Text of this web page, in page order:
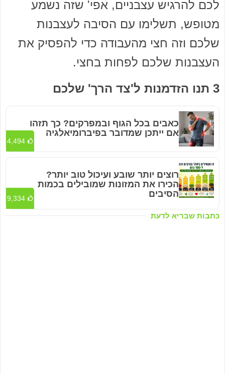
לכם להרגיש עצבניים, אפי' שזה נשמע
מטופש, תשלימו עם הסיבה לעצבנות
שלכם וזה חצי מהעבודה כדי להפסיק את
העצבנות שלכם לפחות בחצי.
3 תנו הזדמנות ל'צד הרך' שלכם
כתבות שבריא לדעת
כאבים בכל הגוף ובמפרקים? כך תזהו
אם ייתכן שמדובר בפיברומיאלגיה
4,494
רוצים יותר שובע ועיכול טוב יותר?
הכירו את המזונות שמובילים בכמות
הסיבים
9,334